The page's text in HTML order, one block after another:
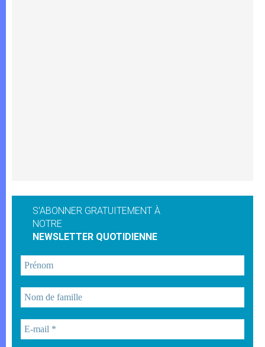
S'ABONNER GRATUITEMENT À
NOTRE
NEWSLETTER QUOTIDIENNE